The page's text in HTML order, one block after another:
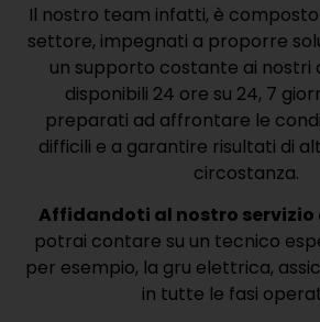
Il nostro team infatti, è
settore, impegnati a proporre
un supporto costante ai nostri
disponibili 24 ore su 24, 7
preparati ad affrontare le
difficili e a garantire risultati di
circostanza.
Affidandoti al nostro servizio
potrai contare su un tecnico
per esempio, la gru elettrica,
in tutte le fasi